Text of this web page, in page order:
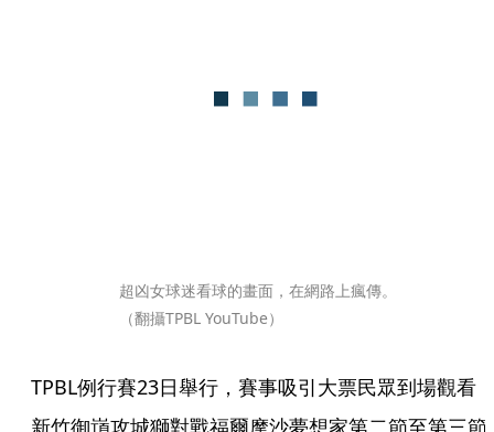
超凶女球迷看球的畫面，在網路上瘋傳。
（翻攝TPBL YouTube）
TPBL例行賽23日舉行，賽事吸引大票民眾到場觀看
新竹御嵿攻城獅對戰福爾摩沙夢想家第二節至第三節